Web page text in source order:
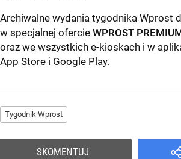
Archiwalne wydania tygodnika Wprost
w specjalnej ofercie WPROST
oraz we wszystkich e-kioskach i w
App Store i Google Play.
Tygodnik Wprost
SKOMENTUJ